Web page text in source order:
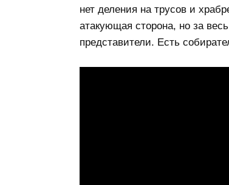
нет деления на трусов и
атакующая сторона, но за
представители. Есть